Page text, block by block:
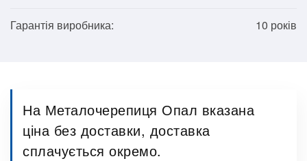
Гарантія виробника: 10 років
На Металочерепиця Опал вказана
ціна без доставки, доставка
сплачується окремо.